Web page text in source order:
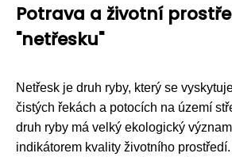
Potrava a životní
"netřesku"
Netřesk je druh ryby, který se
čistých řekách a potocích na území
druh ryby má velký ekologický
indikátorem kvality životního